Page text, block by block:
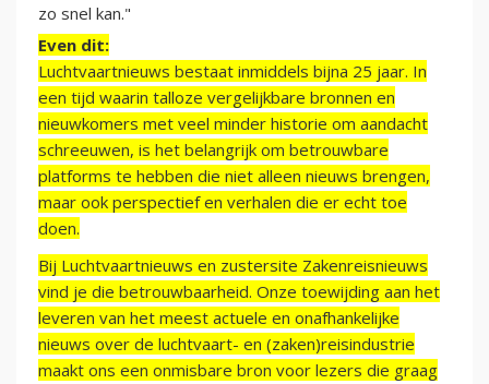
zo snel kan."
Even dit:
Luchtvaartnieuws bestaat inmiddels bijna 25 jaar. In
een tijd waarin talloze vergelijkbare bronnen en
nieuwkomers met veel minder historie om aandacht
schreeuwen, is het belangrijk om betrouwbare
platforms te hebben die niet alleen nieuws brengen,
maar ook perspectief en verhalen die er echt toe
doen.
Bij Luchtvaartnieuws en zustersite Zakenreisnieuws
vind je die betrouwbaarheid. Onze toewijding aan het
leveren van het meest actuele en onafhankelijke
nieuws over de luchtvaart- en (zaken)reisindustrie
maakt ons een onmisbare bron voor lezers die graag